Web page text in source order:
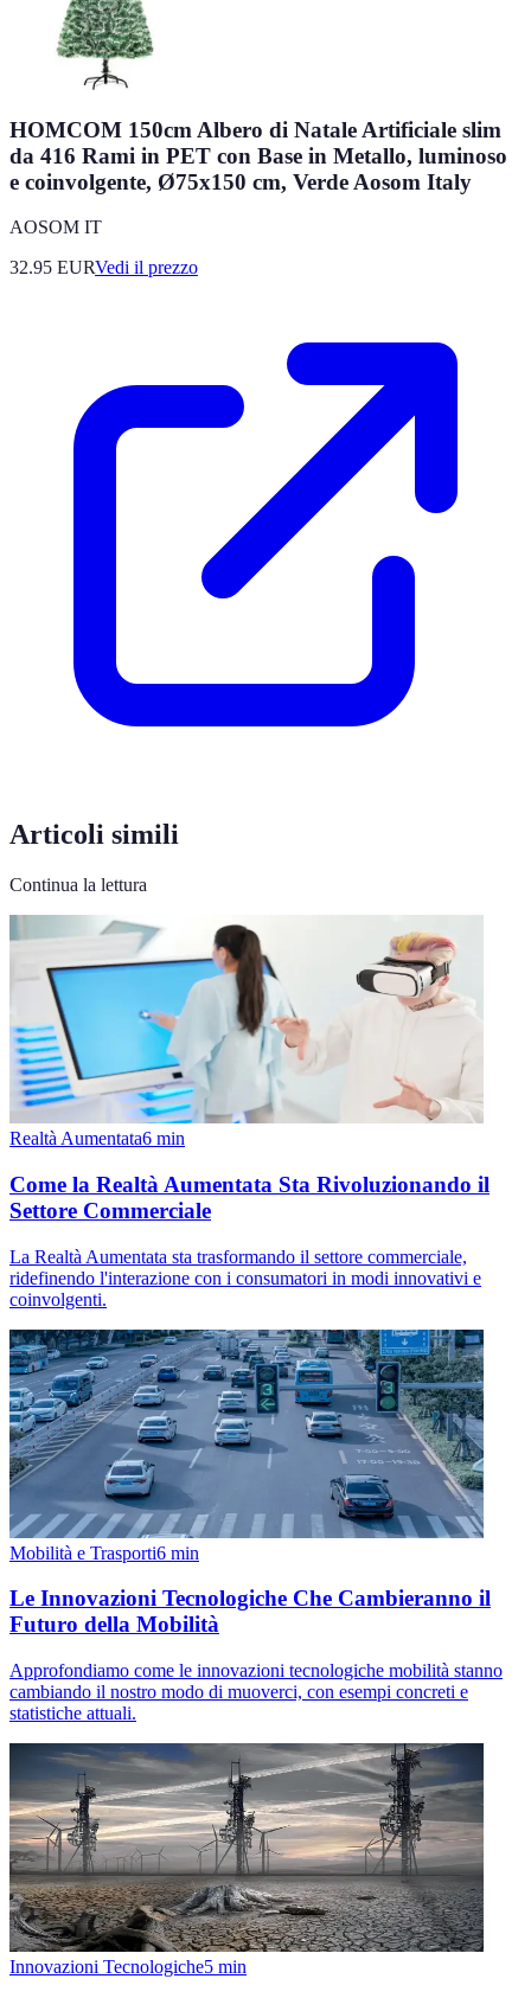
HOMCOM 150cm Albero di Natale Artificiale slim
da 416 Rami in PET con Base in Metallo, luminoso
e coinvolgente, Ø75x150 cm, Verde Aosom Italy
AOSOM IT
32.95 EURVedi il prezzo
Articoli simili
Continua la lettura
Realtà Aumentata6 min
Come la Realtà Aumentata Sta Rivoluzionando il
Settore Commerciale
La Realtà Aumentata sta trasformando il settore commerciale,
ridefinendo l'interazione con i consumatori in modi innovativi e
coinvolgenti.
Mobilità e Trasporti6 min
Le Innovazioni Tecnologiche Che Cambieranno il
Futuro della Mobilità
Approfondiamo come le innovazioni tecnologiche mobilità stanno
cambiando il nostro modo di muoverci, con esempi concreti e
statistiche attuali.
Innovazioni Tecnologiche5 min